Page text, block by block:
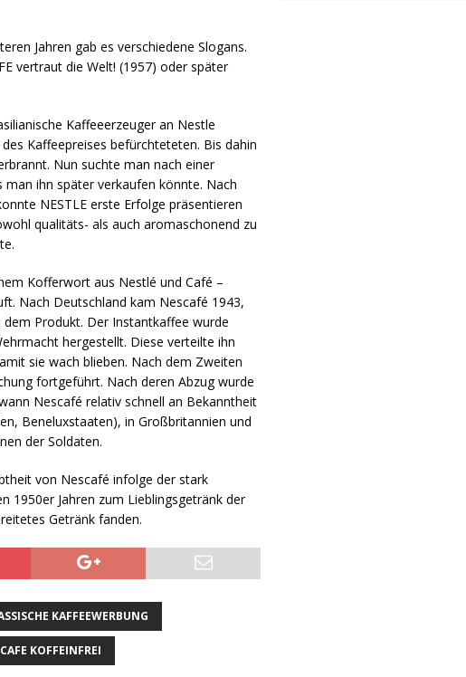
Jahren gab es verschiedene Slogans.
vertraut die Welt! (1957) oder später
Kaffeeerzeuger an Nestle
Kaffeepreises befürchteteten. Bis dahin
Nun suchte man nach einer
ihn später verkaufen könnte. Nach
NESTLE erste Erfolge präsentieren
qualitäts- als auch aromaschonend zu
Kofferwort aus Nestlé und Café –
Nach Deutschland kam Nescafé 1943,
Produkt. Der Instantkaffee wurde
hergestellt. Diese verteilte ihn
sie wach blieben. Nach dem Zweiten
fortgeführt. Nach deren Abzug wurde
Nescafé relativ schnell an Bekanntheit
Beneluxstaaten), in Großbritannien und
der Soldaten.
von Nescafé infolge der stark
1950er Jahren zum Lieblingsgetränk der
Getränk fanden.
KAFFEEWERBUNG
KOFFEINFREI